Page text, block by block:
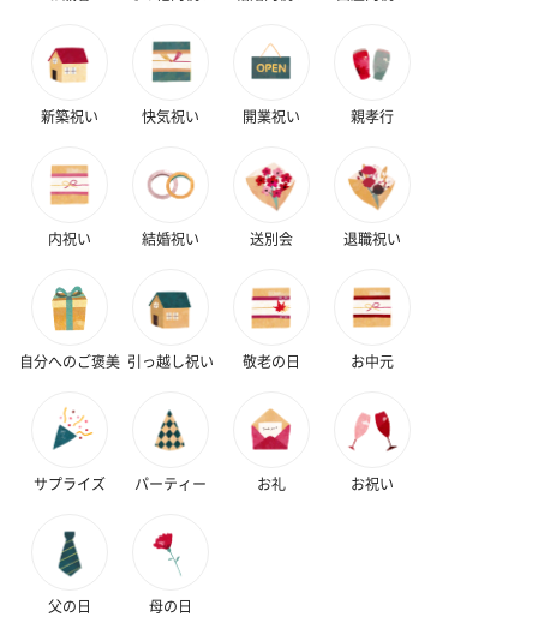
新築祝い 快気祝い 開業祝い 親孝行
内祝い 結婚祝い 送別会 退職祝い
自分へのご褒美 引っ越し祝い 敬老の日 お中元
サプライズ パーティー お礼 お祝い
父の日 母の日